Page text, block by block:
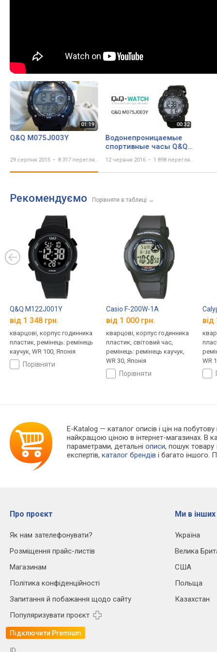
Q&Q M075J003Y
29 серпня 2015 8 317 переглядів
Водонепроницаемые
спортивные часы Q&Q
12 червня 2016 1 898 переглядів
Рекомендуємо Порівняти в таблиці →
Q&Q M122J001Y
від 1 348 грн.
кварцові, корпус годинника
пластик, ремінець: ремінець
каучук, WR 100, Японія
порівняти
Casio F-200W-1A
від 1 000 грн.
кварцові, корпус годинника
пластик, світовий час,
ремінець: ремінець каучук,
WR 30, Японія
порівняти
від
WR
E-Katalog — каталог описів і цін на
найкращою ціною в інтернет-магазинах. В
параметрами, детальніописи, пошук
експертів,каталог брендів і багато іншого.
Про проєкт
Як нам зателефонувати?
Розміщення прайс-листів
Магазинам
Політика конфіденційності
Запитання й побажання щодо сайту
Популяризувати проєкт
Підключити Premium
Ми в інших
Україна
Велика
США
Польща
Казахстан